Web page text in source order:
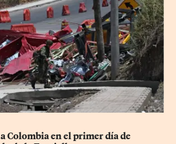
Colombia en el primer día de